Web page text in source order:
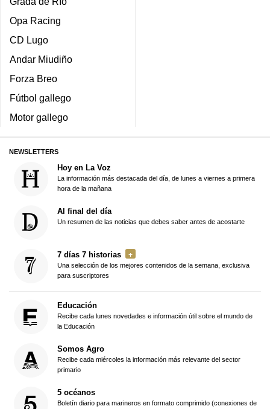
Opa Racing
CD Lugo
Andar Miudiño
Forza Breo
Fútbol gallego
Motor gallego
NEWSLETTERS
Hoy en La Voz
La información más destacada del día, de lunes a viernes a primera
hora de la mañana
Al final del día
Un resumen de las noticias que debes saber antes de acostarte
7 días 7 historias
Una selección de los mejores contenidos de la semana, exclusiva
para suscriptores
Educación
Recibe cada lunes novedades e información útil sobre el mundo de
la Educación
Somos Agro
Recibe cada miércoles la información más relevante del sector
primario
5 océanos
Boletín diario para marineros en formato comprimido (conexiones de